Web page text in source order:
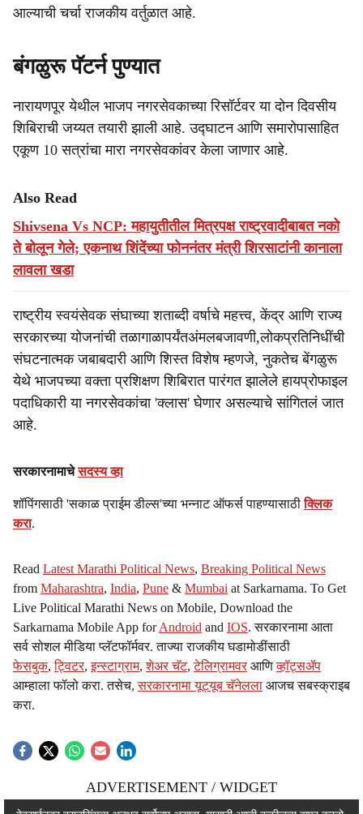
आल्याची चर्चा राजकीय वर्तुळात आहे.
बंगळुरू पॅटर्न पुण्यात
नारायणपूर येथील भाजप नगरसेवकाच्या रिसॉर्टवर या दोन दिवसीय
शिबिराची जय्यत तयारी झाली आहे. उद्घाटन आणि समारोपासाहित
एकूण 10 सत्रांचा मारा नगरसेवकांवर केला जाणार आहे.
Also Read
Shivsena Vs NCP: महायुतीतील मित्रपक्ष राष्ट्रवादीबाबत नको
ते बोलून गेले; एकनाथ शिंदेंच्या फोननंतर मंत्री शिरसाटांनी कानाला
लावला खडा
राष्ट्रीय स्वयंसेवक संघाच्या शताब्दी वर्षाचे महत्त्व, केंद्र आणि राज्य
सरकारच्या योजनांची तळागाळापर्यंतअंमलबजावणी,लोकप्रतिनिधींची
संघटनात्मक जबाबदारी आणि शिस्त विशेष म्हणजे, नुकतेच बेंगळुरू
येथे भाजपच्या वक्ता प्रशिक्षण शिबिरात पारंगत झालेले हायप्रोफाइल
पदाधिकारी या नगरसेवकांचा 'क्लास' घेणार असल्याचे सांगितलं जात
आहे.
सरकारनामाचेसदस्य व्हा
शॉपिंगसाठी 'सकाळ प्राईम डील्स'च्या भन्नाट ऑफर्स पाहण्यासाठीक्लिक
करा.
Read Latest Marathi Political News, Breaking Political News
from Maharashtra, India, Pune & Mumbai at Sarkarnama. To Get
Live Political Marathi News on Mobile, Download the
Sarkarnama Mobile App forAndroid and IOS. सरकारनामा आता
सर्व सोशल मीडिया प्लॅटफॉर्मवर. ताज्या राजकीय घडामोडींसाठी
फेसबुक,ट्विटर,इन्स्टाग्राम,शेअर चॅट,टेलिग्रामवर आणिव्हॉट्सॲप
आम्हाला फॉलो करा. तसेच,सरकारनामा यूट्यूब चॅनेलला आजच सबस्क्राइब
करा.
ADVERTISEMENT / WIDGET